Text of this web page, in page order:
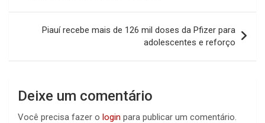
Post
Piauí recebe mais de 126 mil doses da Pfizer para
adolescentes e reforço
Deixe um comentário
Você precisa fazer o login para publicar um comentário.